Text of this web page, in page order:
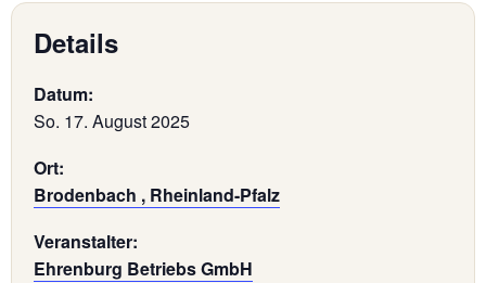
Details
Datum:
So. 17. August 2025
Ort:
Brodenbach , Rheinland-Pfalz
Veranstalter:
Ehrenburg Betriebs GmbH